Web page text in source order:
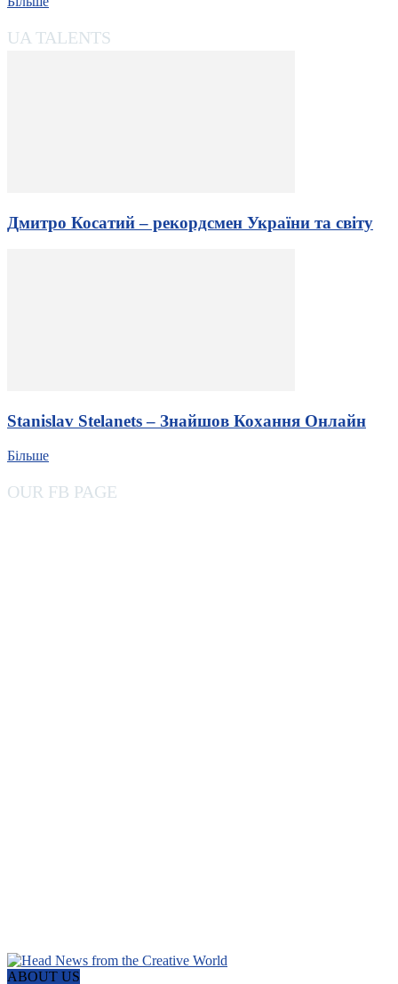
UA TALENTS
Дмитро Косатий – рекордсмен України та світу
Stanislav Stelanets – Знайшов Кохання Онлайн
Більше
OUR FB PAGE
ABOUT US